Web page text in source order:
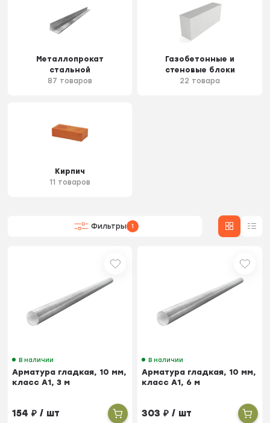
Металлопрокат
стальной
87 товаров
Газобетонные и
стеновые блоки
22 товара
Кирпич
11 товаров
Фильтры 1
В наличии
Арматура гладкая, 10 мм,
класс А1, 3 м
154₽ / шт
В наличии
Арматура гладкая, 10 мм,
класс А1, 6 м
303₽ / шт